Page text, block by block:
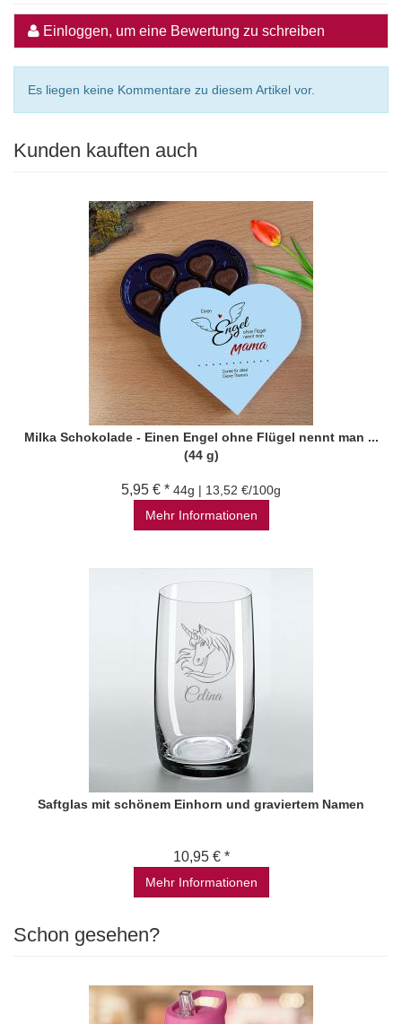
Einloggen, um eine Bewertung zu schreiben
Es liegen keine Kommentare zu diesem Artikel vor.
Kunden kauften auch
Milka Schokolade - Einen Engel ohne Flügel nennt man ...
(44 g)
5,95 € * 44g | 13,52 €/100g
Mehr Informationen
Saftglas mit schönem Einhorn und graviertem Namen
10,95 € *
Mehr Informationen
Schon gesehen?